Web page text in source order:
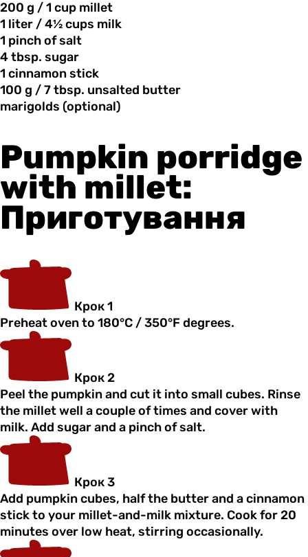
200 g /1 cup millet
1 liter /4½ cups milk
1 pinchofsalt
4 tbsp. sugar
1 cinnamonstick
100 g /7 tbsp. unsalted butter
marigolds (optional)
Pumpkin porridge
with millet:
Приготування
Крок 1
Preheat oven to 180°C / 350°F degrees.
Крок 2
Peel the pumpkin and cut it into small cubes. Rinse
the millet well a couple of times and cover with
milk. Add sugar and a pinch of salt.
Крок 3
Add pumpkin cubes, half the butter and a cinnamon
stick to your millet-and-milk mixture. Cook for 20
minutes over low heat, stirring occasionally.